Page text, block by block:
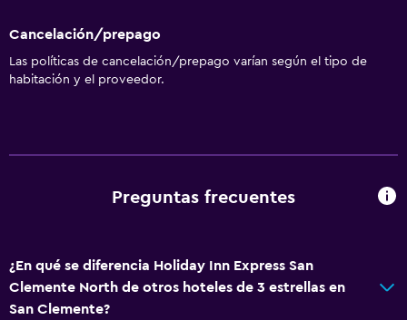
Champú
Gel de ducha
Acceso a la playa
Bicicletas
Cancelación/prepago
Las políticas de cancelación/prepago varían según el tipo de
habitación y el proveedor.
Preguntas frecuentes
¿En qué se diferencia Holiday Inn Express San
Clemente North de otros hoteles de 3 estrellas en
San Clemente?